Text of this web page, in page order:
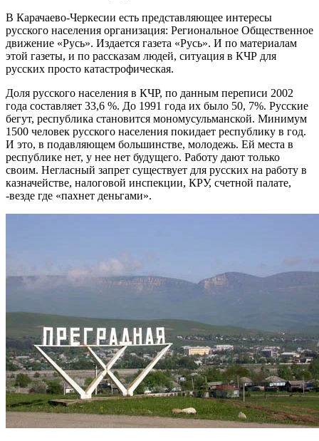
В Карачаево-Черкесии есть представляющее интересы
русского населения организация: Региональное Общественное
движение «Русь». Издается газета «Русь». И по материалам
этой газеты, и по рассказам людей, ситуация в КЧР для
русских просто катастрофическая.
Доля русского населения в КЧР, по данным переписи 2002
года составляет 33,6 %. До 1991 года их было 50, 7%. Русские
бегут, республика становится мономусульманской. Минимум
1500 человек русского населения покидает республику в год.
И это, в подавляющем большинстве, молодежь. Ей места в
республике нет, у нее нет будущего. Работу дают только
своим. Негласный запрет существует для русских на работу в
казначействе, налоговой инспекции, КРУ, счетной палате,
-везде где «пахнет деньгами».